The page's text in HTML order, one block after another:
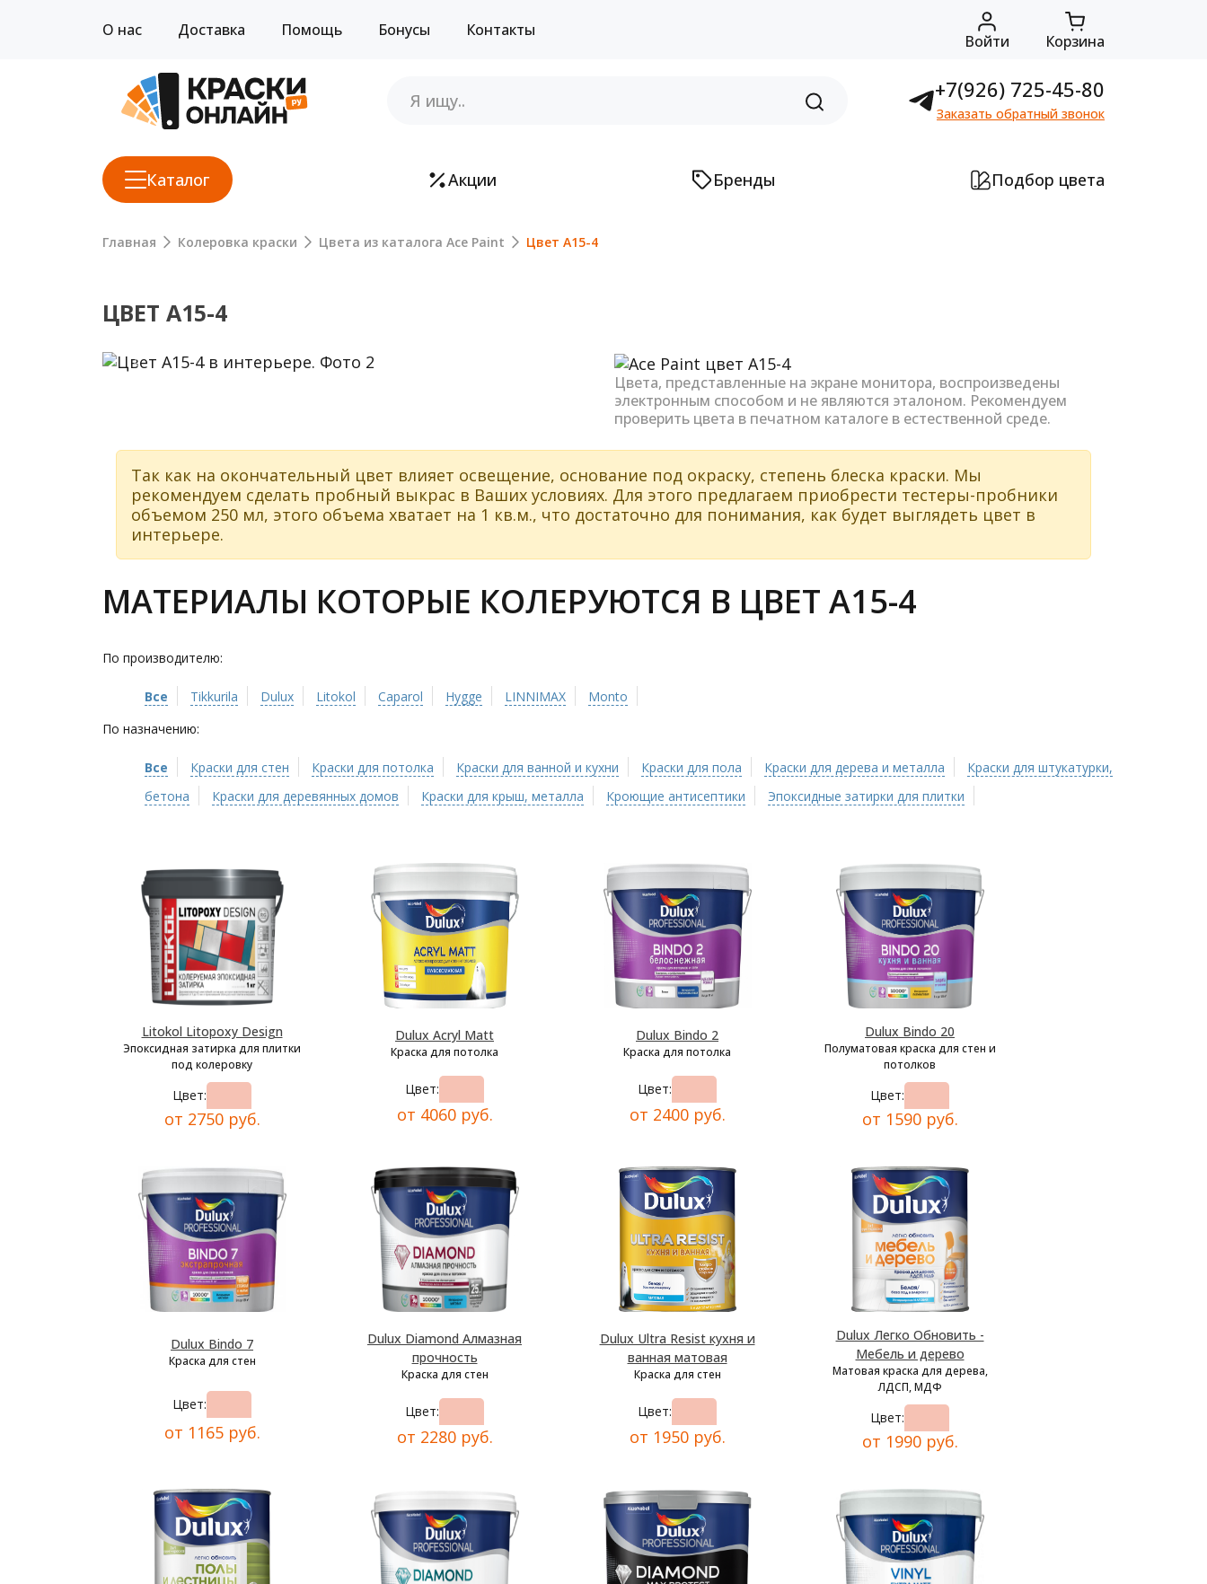
О нас Доставка Помощь Бонусы Контакты
Войти Корзина
+7(926) 725-45-80
Заказать обратный звонок
Каталог Акции Бренды Подбор цвета
Главная Колеровка краски Цвета из каталога Ace Paint Цвет A15-4
ЦВЕТ A15-4
Previous
Цвета, представленные на экране монитора, воспроизведены
электронным способом и не являются эталоном. Рекомендуем
проверить цвета в печатном каталоге в естественной среде.
Так как на окончательный цвет влияет освещение, основание под окраску, степень блеска краски. Мы
рекомендуем сделать пробный выкрас в Ваших условиях. Для этого предлагаем приобрести тестеры-пробники
объемом 250 мл, этого объема хватает на 1 кв.м., что достаточно для понимания, как будет выглядеть цвет в
интерьере.
МАТЕРИАЛЫ КОТОРЫЕ КОЛЕРУЮТСЯ В ЦВЕТ A15-4
По производителю:
Все Tikkurila Dulux Litokol Caparol Hygge LINNIMAX
Monto
По назначению:
Все Краски для стен Краски для потолка Краски для ванной и кухни Краски для пола Краски для дерева и металла
Краски для штукатурки,
бетона
Краски для деревянных домов Краски для крыш, металла Кроющие антисептики Эпоксидные затирки для плитки
Litokol Litopoxy Design
Эпоксидная затирка для плитки
под колеровку
Цвет:
от 2750 руб.
Dulux Acryl Matt
Краска для потолка
Цвет:
от 4060 руб.
Dulux Bindo 2
Краска для потолка
Цвет:
от 2400 руб.
Dulux Bindo 20
Полуматовая краска для стен и
потолков
Цвет:
от 1590 руб.
Dulux Bindo 7
Краска для стен
Цвет:
от 1165 руб.
Dulux Diamond Алмазная
прочность
Краска для стен
Цвет:
от 2280 руб.
Dulux Ultra Resist кухня и
ванная матовая
Краска для стен
Цвет:
от 1950 руб.
Dulux Легко Обновить -
Мебель и дерево
Матовая краска для дерева,
ЛДСП, МДФ
Цвет:
от 1990 руб.